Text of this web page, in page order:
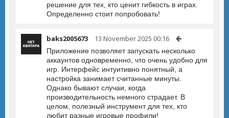
решение для тех, кто ценит гибкость в играх.
Определенно стоит попробовать!
baks2005673 13 November 2025 00:16
Приложение позволяет запускать несколько
аккаунтов одновременно, что очень удобно для
игр. Интерфейс интуитивно понятный, а
настройка занимает считанные минуты.
Однако бывают случаи, когда
производительность немного страдает. В
целом, полезный инструмент для тех, кто
любит разные игровые профили!